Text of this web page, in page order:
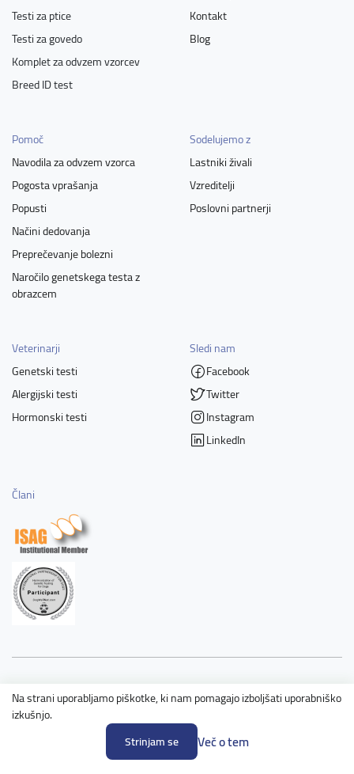
Na strani uporabljamo piškotke, ki nam pomagajo izboljšati uporabniško
izkušnjo.
Strinjam se
Več o tem
Testi za ptice
Testi za govedo
Komplet za odvzem vzorcev
Breed ID test
Kontakt
Blog
Pomoč
Navodila za odvzem vzorca
Pogosta vprašanja
Popusti
Načini dedovanja
Preprečevanje bolezni
Naročilo genetskega testa z
obrazcem
Sodelujemo z
Lastniki živali
Vzreditelji
Poslovni partnerji
Veterinarji
Genetski testi
Alergijski testi
Hormonski testi
Sledi nam
Facebook
Twitter
Instagram
LinkedIn
Člani
Copyright © 2026 DNA testi za vaše ljubljenčke. All rights reserved.
Pravila in pogoji uporabe